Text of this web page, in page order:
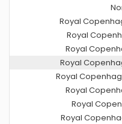
Royal
Royal
Royal
Royal
Royal
Royal
Royal
Royal